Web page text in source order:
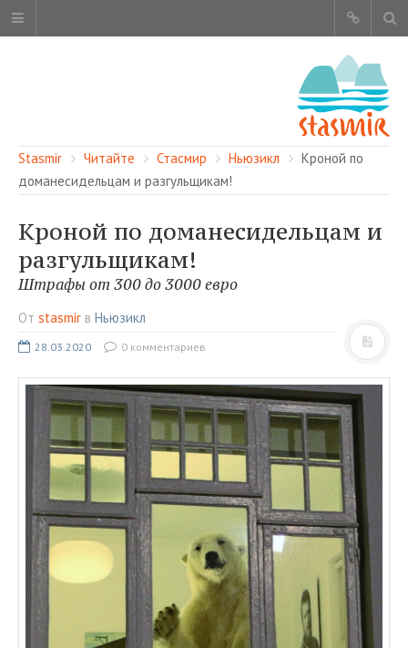
ОБ ЭТОМ САЙТЕ
АВТОРЫ
ЧИТАЙТЕ
СМОТРИТЕ
НАШИ УСЛУГИ
ТУРЫ В ИСЛАНДИЮ
ЗАКАЖИТЕ ТУР
ОТЗЫВЫ
МЕТА
Войти
Лента записей
Лента комментариев
WordPress.org
Stasmir Читайте Стасмир Ньюзикл
Кроной по
доманесидельцам и разгульщикам!
Кроной по доманесидельцам и
разгульщикам!
Штрафы от 300 до 3000 евро
От stasmir в Ньюзикл
28.03.2020 0 комментариев